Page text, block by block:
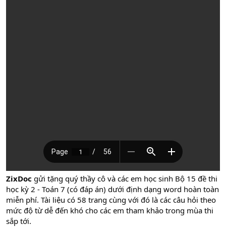
ZixDoc gửi tặng quý thầy cô và các em học sinh Bộ 15 đề thi
học kỳ 2 - Toán 7 (có đáp án) dưới định dạng word hoàn toàn
miễn phí. Tài liệu có 58 trang cùng với đó là các câu hỏi theo
mức độ từ dễ đến khó cho các em tham khảo trong mùa thi
sắp tới.